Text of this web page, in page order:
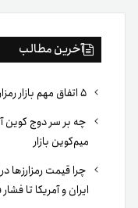
آخرین مطالب
چه بر سر دوج کوین
میم‌کوین بازار
ایران و آمریکا تا